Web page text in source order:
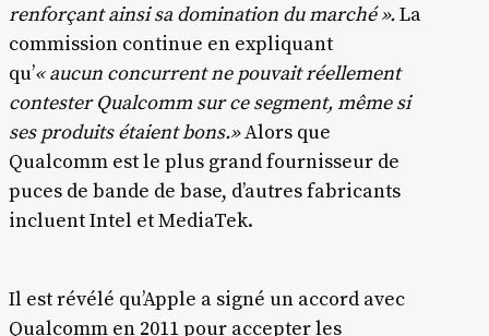
renforçant ainsi sa domination du marché ».La
commission continue en expliquant
qu’« aucun concurrent ne pouvait réellement
contester Qualcomm sur ce segment, même si
ses produits étaient bons.»Alors que
Qualcomm est le plus grand fournisseur de
puces de bande de base, d’autres fabricants
incluent Intel et MediaTek.
Il est révélé qu’Apple a signé un accord avec
Qualcomm en 2011 pour accepter les